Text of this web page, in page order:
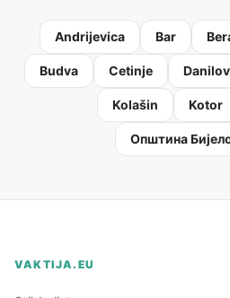
Andrijevica Bar
Budva Cetinje
Kolašin Kotor
Oпштина
VAKTIJA.EU